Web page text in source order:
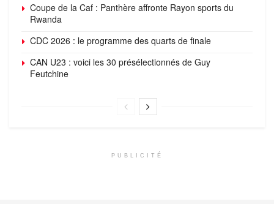
Coupe de la Caf : Panthère affronte Rayon sports du
Rwanda
CDC 2026 : le programme des quarts de finale
CAN U23 : voici les 30 présélectionnés de Guy
Feutchine
PUBLICITÉ